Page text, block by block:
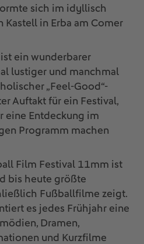
sich im idyllisch
in Erba am Comer
ist ein wunderbarer
lustiger und manchmal
„Feel-Good“-
Auftakt für ein Festival,
eine Entdeckung im
Programm machen
Film Festival 11mm ist
bis heute größte
Fußballfilme zeigt.
es jedes Frühjahr eine
Dramen,
und Kurzfilme